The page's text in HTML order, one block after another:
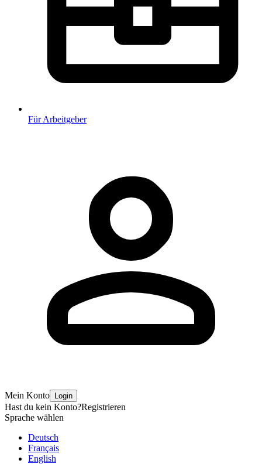
Für Arbeitgeber
Mein Konto Login
Hast du kein Konto?Registrieren
Sprache wählen
Deutsch
Français
English